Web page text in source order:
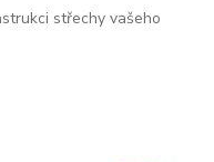
střechy vašeho